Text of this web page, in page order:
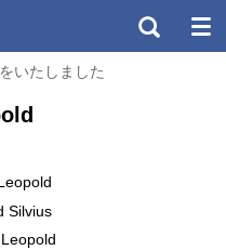
いたしました
Silvius